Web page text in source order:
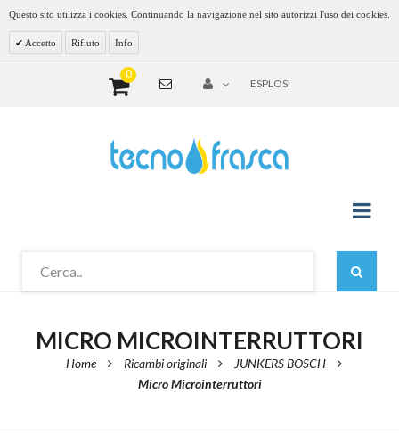
Questo sito utilizza i cookies. Continuando la navigazione nel sito autorizzi l'uso dei cookies.
Accetto Rifiuto Info
0
ESPLOSI
MICRO MICROINTERRUTTORI
Home Ricambi originali
JUNKERS BOSCH
Micro Microinterruttori